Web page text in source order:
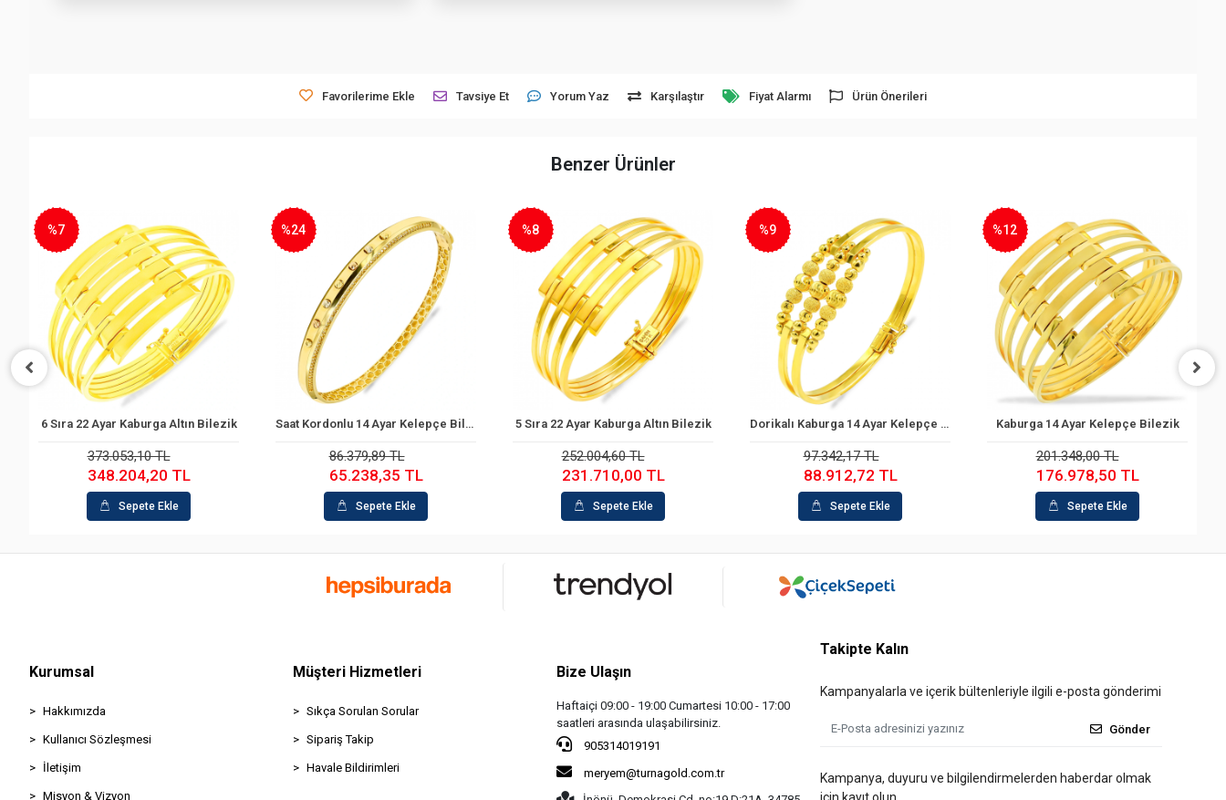
Favorilerime Ekle Tavsiye Et Yorum Yaz Karşılaştır Fiyat Alarmı Ürün Önerileri
Benzer Ürünler
Ekle
Altın Bilezik
Sepete Ekle
Saat Kordonlu 14 Ayar Kelepçe Bilezik
%24
Sepete Ekle
5 Sıra 22 Ayar Kaburga Altın Bilezik
%8
Sepete Ekle
Dorikalı Kaburga 14 Ayar Kelepçe Bilezik
%9
Sepete Ekle
Kaburga 14 Ayar Kelepçe Bilezik
%12
Sepete
Kaburga 14 Ayar
%16
107.705,20
Kurumsal
Hakkımızda
Kullanıcı Sözleşmesi
İletişim
Misyon & Vizyon
Müşteri Hizmetleri
Sıkça Sorulan Sorular
Sipariş Takip
Havale Bildirimleri
Bize Ulaşın
Haftaiçi 09:00 - 19:00 Cumartesi 10:00 - 17:00
saatleri arasında ulaşabilirsiniz.
905314019191
meryem@turnagold.com.tr
Takipte Kalın
Kampanyalarla ve içerik bültenleriyle ilgili e-posta gönderimi
Gönder
Kampanya, duyuru ve bilgilendirmelerden haberdar olmak